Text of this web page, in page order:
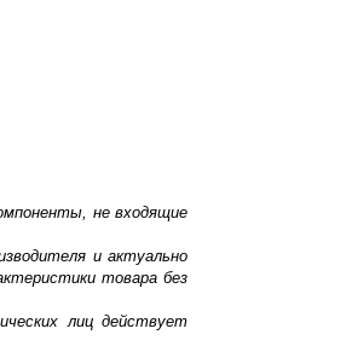
не входящие
и актуально
товара без
лиц действует